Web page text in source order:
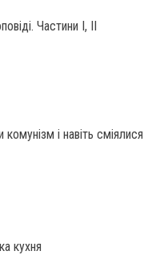
Частини І, ІІ
і навіть сміялися
кухня